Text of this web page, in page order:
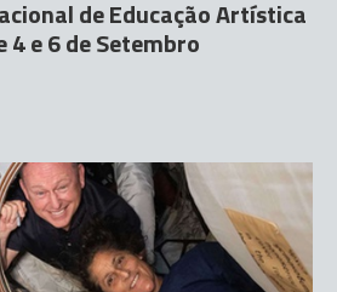
de Educação Artística
e 6 de Setembro